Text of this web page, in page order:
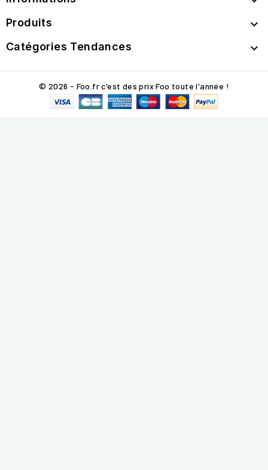
Produits 
Catégories Tendances 
© 2026 - Foo.fr c'est des prix Foo toute l'année !